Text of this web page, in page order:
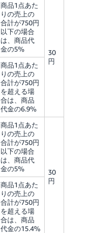
商品1点あた
りの売上の
合計が750円
以下の場合
は、商品代
金の5%
30
円
商品1点あた
りの売上の
合計が750円
を超える場
合は、商品
代金の6.9%
商品1点あた
りの売上の
合計が750円
以下の場合
は、商品代
金の5%
30
円
商品1点あた
りの売上の
合計が750円
を超える場
合は、商品
代金の15.4%